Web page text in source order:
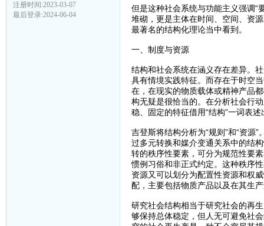
注册时间:2023-03-07
最后登录:2024-06-04
但是这种社会系统与功能主义强调“
堆砌，更是主体在时间、空间、资
最著名的结构化理论当中看到。
一、制度与资源
结构和社会系统在涵义存在差异。
具有情境实践特征。而存在于时空
在，在现实的物质载体或精神产品
构无疑是很恰当的。在分析社会行
稳、固定的特征借用“结构”一词表述
吉登斯将结构分析为“规则”和“资源
过多元转换和媒介变通关系中的结
转的秩序性要素，可分为规范性要
惯例习俗和非正式约定。这种秩序
资源又可以划分为配置性资源和权
配，主要包括物质产品以及在其生
研究社会结构相当于研究社会的再
够保持总体稳定，但人无可避免社